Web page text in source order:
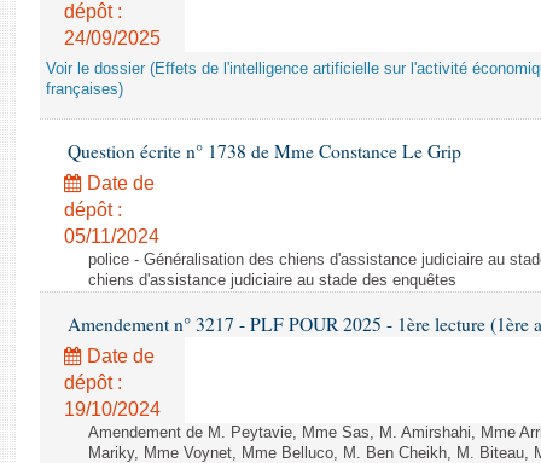
dépôt :
24/09/2025
Voir le dossier (Effets de l'intelligence artificielle sur l'activité
françaises)
Question écrite n° 1738 de Mme Constance Le Grip
Date de
dépôt :
05/11/2024
police - Généralisation des chiens d'assistance judiciaire au
chiens d'assistance judiciaire au stade des enquêtes
Amendement n° 3217 - PLF POUR 2025 - 1ère lecture (1ère
Date de
dépôt :
19/10/2024
Amendement de M. Peytavie, Mme Sas, M. Amirshahi, Mme
Mariky, Mme Voynet, Mme Belluco, M. Ben Cheikh, M. Biteau,